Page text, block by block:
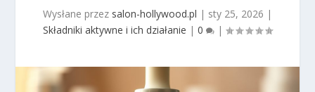
Wysłane przez salon-hollywood.pl | sty 25, 2026 |
Składniki aktywne i ich działanie | 0 |